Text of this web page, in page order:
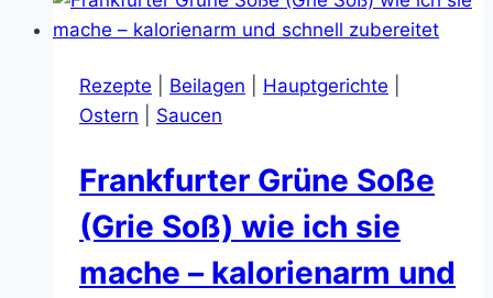
Rezepte Beilagen Hauptgerichte
Ostern
Saucen
Frankfurter Grüne Soße
(Grie Soß) wie ich sie
mache – kalorienarm und